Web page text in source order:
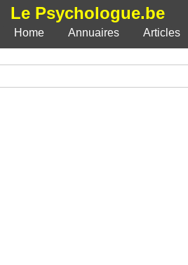
Le Psychologue.be
Home
Annuaires Articles